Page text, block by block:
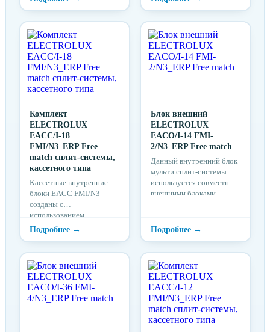
мощности.
мощности.
Комплект
ELECTROLUX
EACC/I-18
FMI/N3_ERP Free
match сплит-системы,
кассетного типа
Кассетные внутренние
блоки EACC FMI/N3
созданы с
использованием
технологии DC инвертор,
что позволяет им
частотах
Блок внешний
ELECTROLUX
EACO/I-14 FMI-
2/N3_ERP Free match
Данный внутренний блок
мульти сплит-системы
используется совместно с
внешними блоками